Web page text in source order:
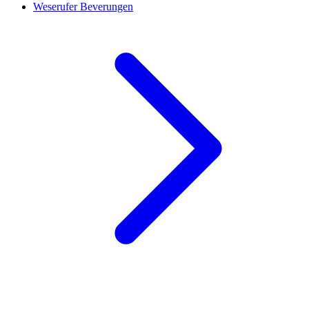
Weserufer Beverungen